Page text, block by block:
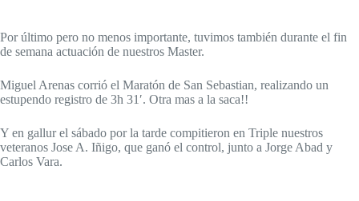
Por último pero no menos importante, tuvimos también durante el fin
de semana actuación de nuestros Master.
Miguel Arenas corrió el Maratón de San Sebastian, realizando un
estupendo registro de 3h 31′. Otra mas a la saca!!
Y en gallur el sábado por la tarde compitieron en Triple nuestros
veteranos Jose A. Iñigo, que ganó el control, junto a Jorge Abad y
Carlos Vara.